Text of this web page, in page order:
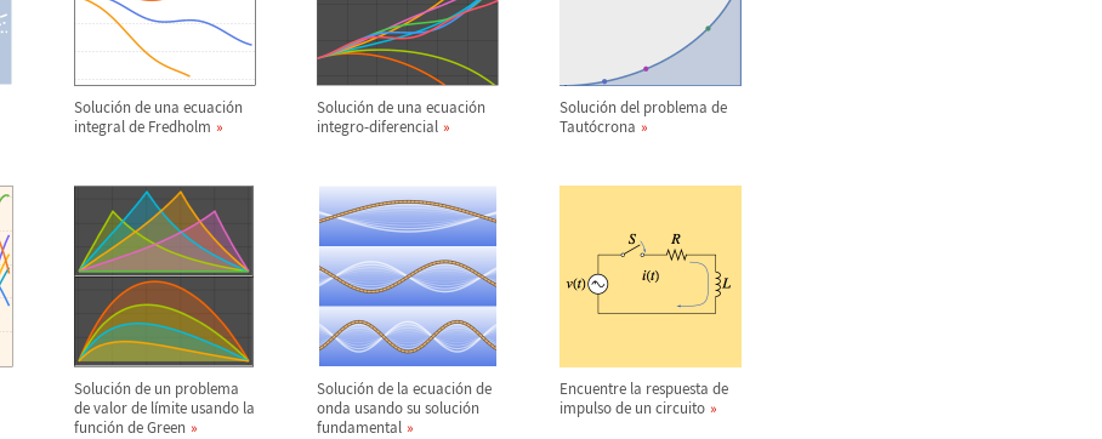
Solución de una ecuación
integral de Fredholm
Solución de una ecuación
integro-diferencial
Solución del problema de
Tautócrona
Solución de un problema
de valor de límite usando la
función de Green
Solución de la ecuación de
onda usando su solución
fundamental
Encuentre la respuesta de
impulso de un circuito